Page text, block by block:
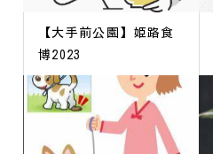
【大手前公園】姫路食
博2023